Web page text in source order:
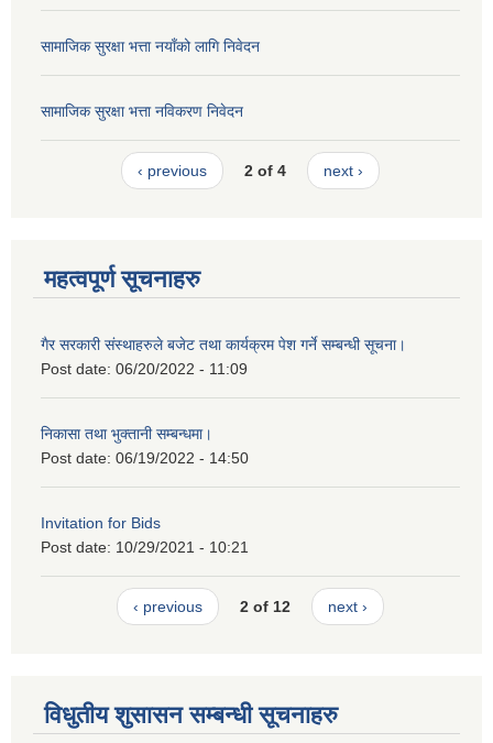
सामाजिक सुरक्षा भत्ता नयाँको लागि निवेदन
सामाजिक सुरक्षा भत्ता नविकरण निवेदन
‹ previous 2 of 4 next ›
महत्वपूर्ण सूचनाहरु
गैर सरकारी संस्थाहरुले बजेट तथा कार्यक्रम पेश गर्ने सम्बन्धी सूचना।
Post date: 06/20/2022 - 11:09
निकासा तथा भुक्तानी सम्बन्धमा।
Post date: 06/19/2022 - 14:50
Invitation for Bids
Post date: 10/29/2021 - 10:21
‹ previous 2 of 12 next ›
विधुतीय शुसासन सम्बन्धी सूचनाहरु